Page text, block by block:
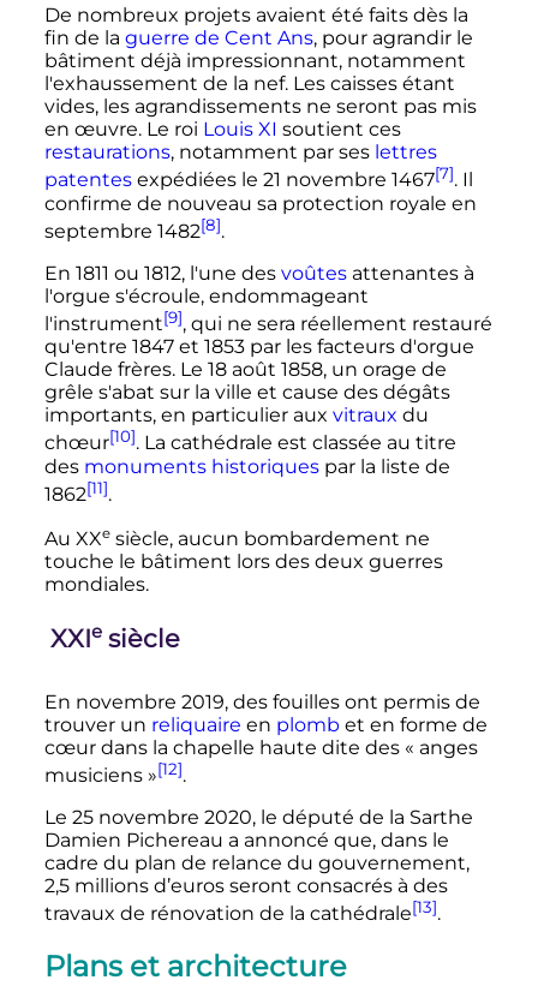
De nombreux projets avaient été faits dès la
fin de la guerre de Cent Ans, pour agrandir le
bâtiment déjà impressionnant, notamment
l'exhaussement de la nef. Les caisses étant
vides, les agrandissements ne seront pas mis
en œuvre. Le roi Louis XI soutient ces
restaurations, notamment par ses lettres
patentesexpédiées le 21 novembre 1467[7]. Il
confirme de nouveau sa protection royale en
septembre 1482[8].
En 1811 ou 1812, l'une des voûtesattenantes à
l'orgue s'écroule, endommageant
l'instrument[9], qui ne sera réellement restauré
qu'entre 1847 et 1853 par les facteurs d'orgue
Claude frères. Le 18 août 1858, un orage de
grêle s'abat sur la ville et cause des dégâts
importants, en particulier aux vitraux du
chœur[10]. La cathédrale est classée au titre
des monuments historiquespar la liste de
1862[11].
Au XXe siècle, aucun bombardement ne
touche le bâtiment lors des deux guerres
mondiales.
XXIe siècle
En novembre 2019, des fouilles ont permis de
trouver un reliquaire en plomb et en forme de
cœur dans la chapelle haute dite des « anges
musiciens »[12].
Le 25 novembre 2020, le député de la Sarthe
Damien Pichereau a annoncé que, dans le
cadre du plan de relance du gouvernement,
2,5 millionsd’euros seront consacrés à des
travaux de rénovation de la cathédrale[13].
Plans et architecture